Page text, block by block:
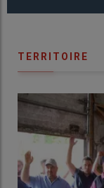
TERRITOIRE